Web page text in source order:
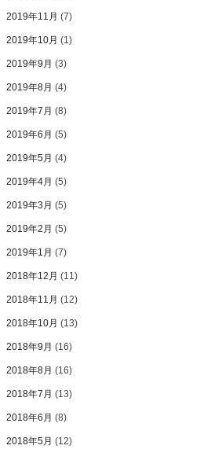
2019年11月 (7)
2019年10月 (1)
2019年9月 (3)
2019年8月 (4)
2019年7月 (8)
2019年6月 (5)
2019年5月 (4)
2019年4月 (5)
2019年3月 (5)
2019年2月 (5)
2019年1月 (7)
2018年12月 (11)
2018年11月 (12)
2018年10月 (13)
2018年9月 (16)
2018年8月 (16)
2018年7月 (13)
2018年6月 (8)
2018年5月 (12)